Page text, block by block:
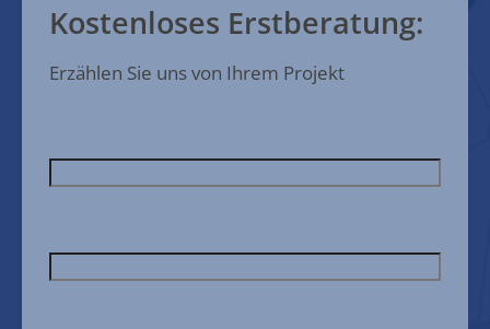
Kostenloses Erstberatung:
Erzählen Sie uns von Ihrem Projekt